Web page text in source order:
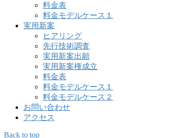
料金表
料金モデルケース１
実用新案
ヒアリング
先行技術調査
実用新案出願
実用新案権成立
料金表
料金モデルケース１
料金モデルケース２
お問い合わせ
アクセス
Back to top